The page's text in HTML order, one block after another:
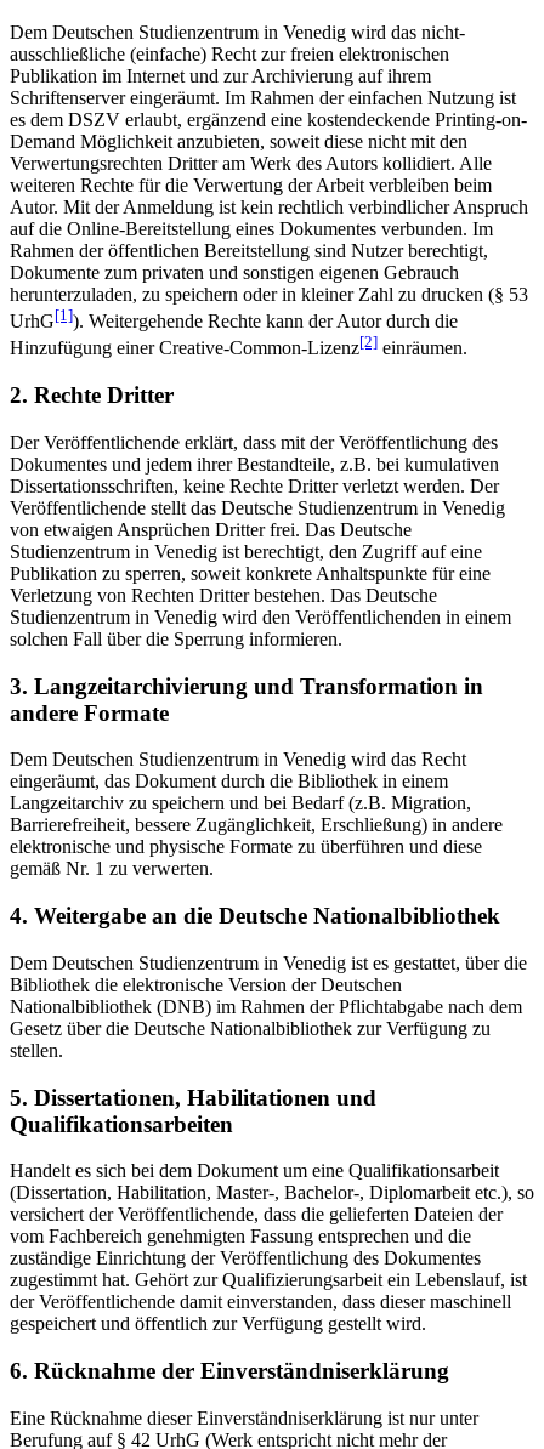
Dem Deutschen Studienzentrum in Venedig wird das nicht-
ausschließliche (einfache) Recht zur freien elektronischen
Publikation im Internet und zur Archivierung auf ihrem
Schriftenserver eingeräumt. Im Rahmen der einfachen Nutzung ist
es dem DSZV erlaubt, ergänzend eine kostendeckende Printing-on-
Demand Möglichkeit anzubieten, soweit diese nicht mit den
Verwertungsrechten Dritter am Werk des Autors kollidiert. Alle
weiteren Rechte für die Verwertung der Arbeit verbleiben beim
Autor. Mit der Anmeldung ist kein rechtlich verbindlicher Anspruch
auf die Online-Bereitstellung eines Dokumentes verbunden. Im
Rahmen der öffentlichen Bereitstellung sind Nutzer berechtigt,
Dokumente zum privaten und sonstigen eigenen Gebrauch
herunterzuladen, zu speichern oder in kleiner Zahl zu drucken (§ 53
UrhG[1]). Weitergehende Rechte kann der Autor durch die
Hinzufügung einer Creative-Common-Lizenz[2] einräumen.
2. Rechte Dritter
Der Veröffentlichende erklärt, dass mit der Veröffentlichung des
Dokumentes und jedem ihrer Bestandteile, z.B. bei kumulativen
Dissertationsschriften, keine Rechte Dritter verletzt werden. Der
Veröffentlichende stellt das Deutsche Studienzentrum in Venedig
von etwaigen Ansprüchen Dritter frei. Das Deutsche
Studienzentrum in Venedig ist berechtigt, den Zugriff auf eine
Publikation zu sperren, soweit konkrete Anhaltspunkte für eine
Verletzung von Rechten Dritter bestehen. Das Deutsche
Studienzentrum in Venedig wird den Veröffentlichenden in einem
solchen Fall über die Sperrung informieren.
3. Langzeitarchivierung und Transformation in
andere Formate
Dem Deutschen Studienzentrum in Venedig wird das Recht
eingeräumt, das Dokument durch die Bibliothek in einem
Langzeitarchiv zu speichern und bei Bedarf (z.B. Migration,
Barrierefreiheit, bessere Zugänglichkeit, Erschließung) in andere
elektronische und physische Formate zu überführen und diese
gemäß Nr. 1 zu verwerten.
4. Weitergabe an die Deutsche Nationalbibliothek
Dem Deutschen Studienzentrum in Venedig ist es gestattet, über die
Bibliothek die elektronische Version der Deutschen
Nationalbibliothek (DNB) im Rahmen der Pflichtabgabe nach dem
Gesetz über die Deutsche Nationalbibliothek zur Verfügung zu
stellen.
5. Dissertationen, Habilitationen und
Qualifikationsarbeiten
Handelt es sich bei dem Dokument um eine Qualifikationsarbeit
(Dissertation, Habilitation, Master-, Bachelor-, Diplomarbeit etc.), so
versichert der Veröffentlichende, dass die gelieferten Dateien der
vom Fachbereich genehmigten Fassung entsprechen und die
zuständige Einrichtung der Veröffentlichung des Dokumentes
zugestimmt hat. Gehört zur Qualifizierungsarbeit ein Lebenslauf, ist
der Veröffentlichende damit einverstanden, dass dieser maschinell
gespeichert und öffentlich zur Verfügung gestellt wird.
6. Rücknahme der Einverständniserklärung
Eine Rücknahme dieser Einverständniserklärung ist nur unter
Berufung auf § 42 UrhG (Werk entspricht nicht mehr der